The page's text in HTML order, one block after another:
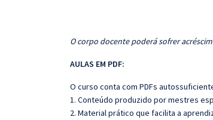
O corpo docente poderá sofrer
AULAS EM PDF:
O curso conta com PDFs
1. Conteúdo produzido por mestres
2. Material prático que facilita a